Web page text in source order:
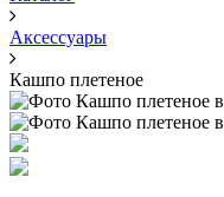
Аксессуары
Кашпо плетеное